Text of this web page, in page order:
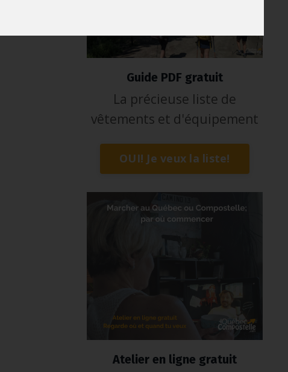
Guide PDF gratuit
La précieuse liste de
vêtements et d'équipement
OUI! Je veux la liste!
Atelier en ligne gratuit